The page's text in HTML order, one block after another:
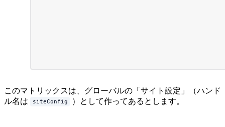
このマトリックスは、グローバルの「サイト設定」（ハンド
ル名は
siteConfig ）として作ってあるとします。